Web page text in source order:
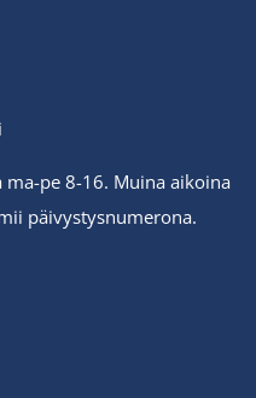
pe 8-16. Muina aikoina
päivystysnumerona.